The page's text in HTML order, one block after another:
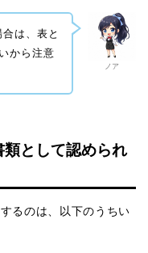
ノア
は、表と
から注意
として認められ
るのは、以下のうちい